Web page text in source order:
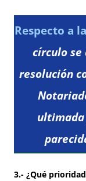
Respecto a
círculo se
resolución
3.- ¿Qué